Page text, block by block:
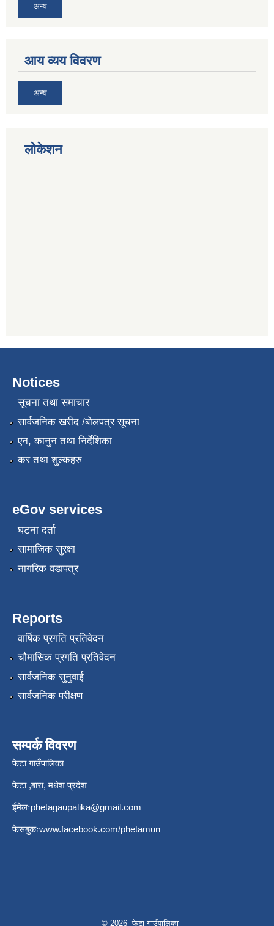
अन्य
आय व्यय विवरण
अन्य
लोकेशन
Notices
सूचना तथा समाचार
सार्वजनिक खरीद /बोलपत्र सूचना
एन, कानुन तथा निर्देशिका
कर तथा शुल्कहरु
eGov services
घटना दर्ता
सामाजिक सुरक्षा
नागरिक वडापत्र
Reports
वार्षिक प्रगति प्रतिवेदन
चौमासिक प्रगति प्रतिवेदन
सार्वजनिक सुनुवाई
सार्वजनिक परीक्षण
सम्पर्क विवरण
फेटा गाउँपालिका
फेटा ,बारा, मधेश प्रदेश
ईमेलःphetagaupalika@gmail.com
फेसबुकःwww.facebook.com/phetamun
© 2026 फेटा गाउँपालिका